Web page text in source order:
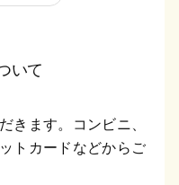
いて
きます。コンビニ、
トカードなどからご